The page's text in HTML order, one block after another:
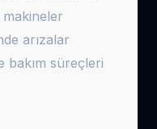
arızalar
bakım süreçleri